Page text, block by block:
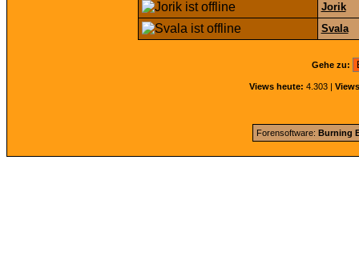
Jorik
Svala
Gehe zu:
Views heute: 4.303 |
Forensoftware: Burning